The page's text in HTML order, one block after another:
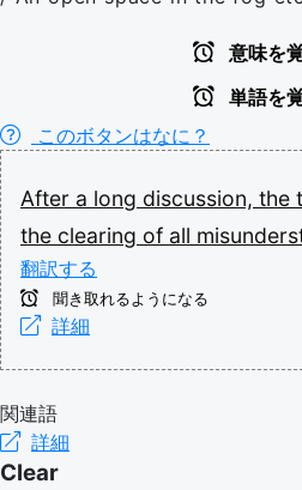
意味を
単語を
このボタンはなに？
After a long discussion, the
the clearing of all
翻訳する
聞き取れるようになる
詳細
関連語
詳細
Clear